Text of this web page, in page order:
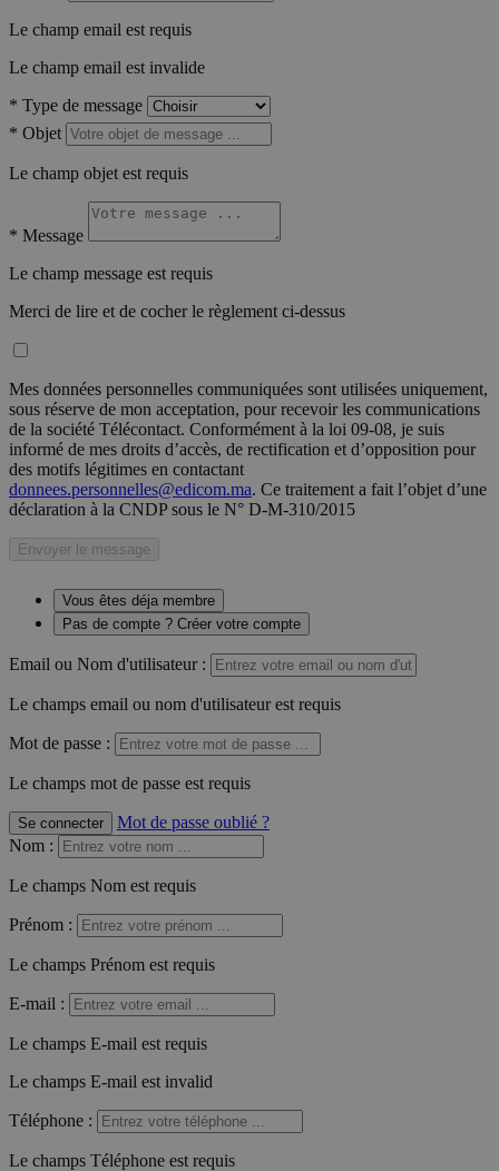
Le champ email est requis
Le champ email est invalide
* Type de message
* Objet
Le champ objet est requis
* Message
Le champ message est requis
Merci de lire et de cocher le règlement ci-dessus
Mes données personnelles communiquées sont utilisées uniquement,
sous réserve de mon acceptation, pour recevoir les communications
de la société Télécontact. Conformément à la loi 09-08, je suis
informé de mes droits d’accès, de rectification et d’opposition pour
des motifs légitimes en contactant
donnees.personnelles@edicom.ma. Ce traitement a fait l’objet d’une
déclaration à la CNDP sous le N° D-M-310/2015
Envoyer le message
Vous êtes déja membre
Pas de compte ? Créer votre compte
Email ou Nom d'utilisateur :
Le champs email ou nom d'utilisateur est requis
Mot de passe :
Le champs mot de passe est requis
Se connecter
Mot de passe oublié ?
Nom :
Le champs Nom est requis
Prénom :
Le champs Prénom est requis
E-mail :
Le champs E-mail est requis
Le champs E-mail est invalid
Téléphone :
Le champs Téléphone est requis